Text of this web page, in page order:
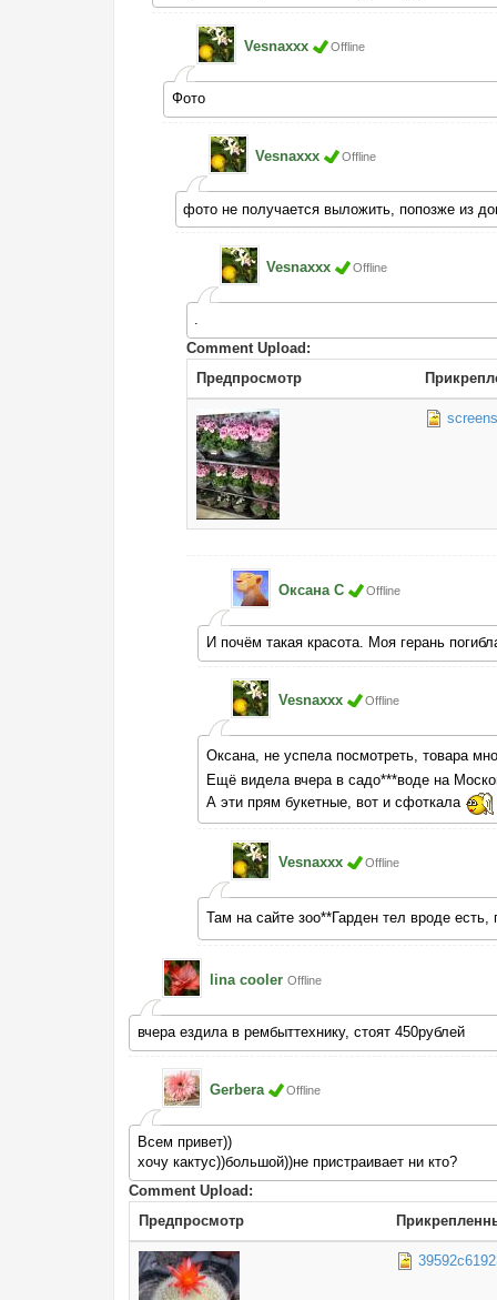
Vesnaxxx Offline
Фото
Vesnaxxx Offline
фото не получается выложить, попозже из
Vesnaxxx Offline
.
Comment Upload:
Предпросмотр
Оксана С Offline
И почём такая красота. Моя герань
Vesnaxxx Offline
Оксана, не успела посмотреть, товара
Ещё видела вчера в садо***воде на
А эти прям букетные, вот и сфоткала
Vesnaxxx Offline
Там на сайте зоо**Гарден тел вроде
lina cooler Offline
вчера ездила в рембыттехнику, стоят 450рублей
Gerbera Offline
Всем привет))
хочу кактус))большой))не пристраивает ни кто?
Comment Upload:
Предпросмотр